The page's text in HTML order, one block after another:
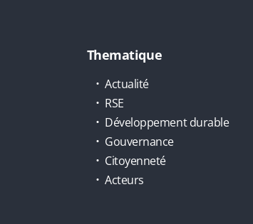
Thematique
Actualité
RSE
Développement durable
Gouvernance
Citoyenneté
Acteurs